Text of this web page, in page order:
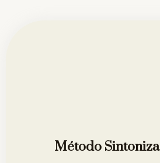
Método Sintoniza